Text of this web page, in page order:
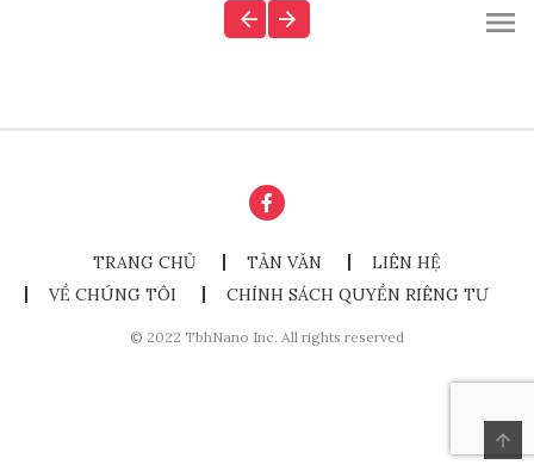
TRANG CHỦ TẢN VĂN
LIÊN HỆ
VỀ CHÚNG TÔI
CHÍNH SÁCH QUYỀN RIÊNG TƯ
© 2022 TbhNano Inc. All rights reserved